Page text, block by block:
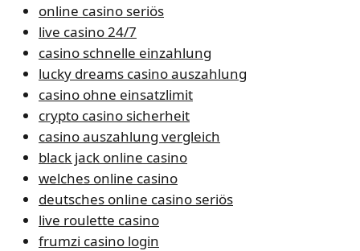
online casino seriös
live casino 24/7
casino schnelle einzahlung
lucky dreams casino auszahlung
casino ohne einsatzlimit
crypto casino sicherheit
casino auszahlung vergleich
black jack online casino
welches online casino
deutsches online casino seriös
live roulette casino
frumzi casino login